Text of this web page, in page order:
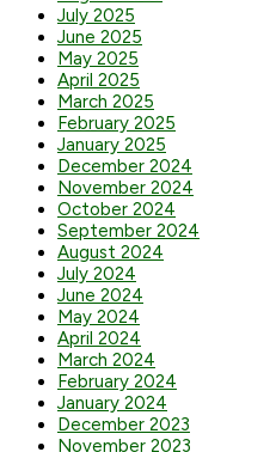
July 2025
June 2025
May 2025
April 2025
March 2025
February 2025
January 2025
December 2024
November 2024
October 2024
September 2024
August 2024
July 2024
June 2024
May 2024
April 2024
March 2024
February 2024
January 2024
December 2023
November 2023